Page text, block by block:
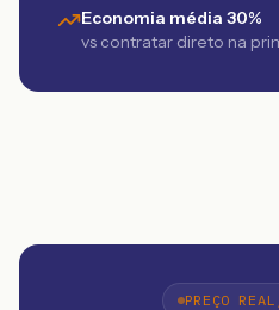
Economia média 30%
vs contratar direto na
PREÇO